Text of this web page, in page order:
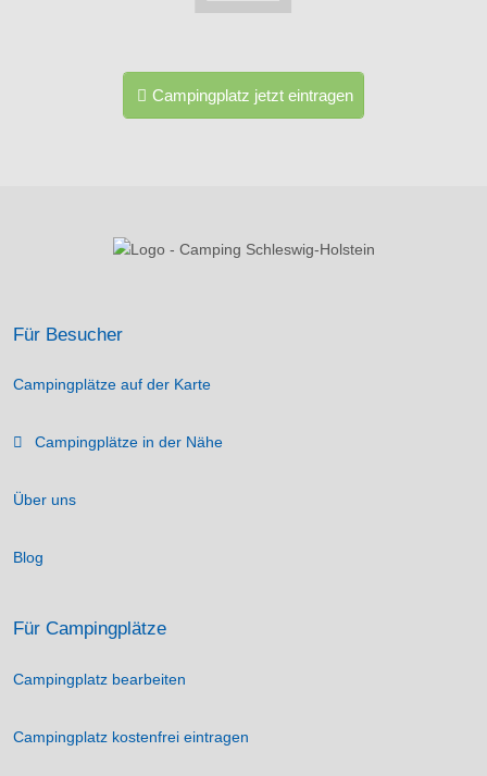
Campingplatz jetzt eintragen
Für Besucher
Campingplätze auf der Karte
Campingplätze in der Nähe
Über uns
Blog
Für Campingplätze
Campingplatz bearbeiten
Campingplatz kostenfrei eintragen